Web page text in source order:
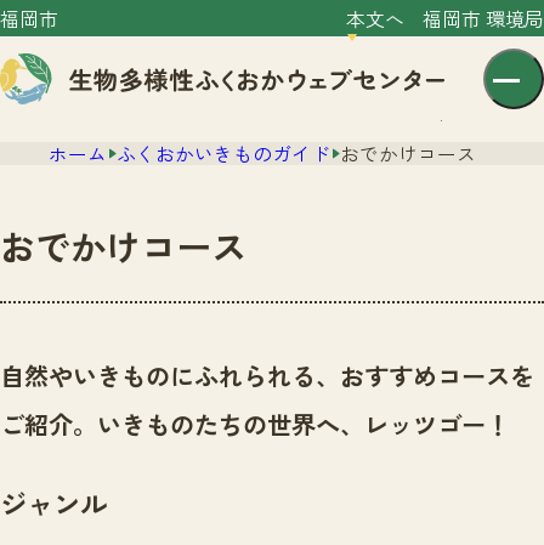
福岡市 本文へ 福岡市 環境局
センター紹介
センター紹介TOP
サイトポリシー
ニュース
いきものガイド
イベント
ホーム ふくおかいきものガイド おでかけコース
おでかけコース
自然やいきものにふれられる、おすすめコースを
ご紹介。いきものたちの世界へ、レッツゴー！
ジャンル